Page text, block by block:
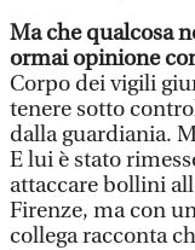
Ma che qualcosa
ormai opinione
Corpo dei vigili
tenere sotto
dalla guardiania.
E lui è stato
attaccare bollini
Firenze, ma con
collega racconta